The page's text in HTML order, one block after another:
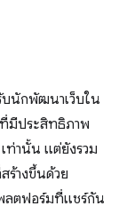
บนักพัฒนาเว็บใน
มีประสิทธิภาพ
ท่านั้น แต่ยังรวม
ร้างขึ้นด้วย
ลตฟอร์มที่แชร์กัน